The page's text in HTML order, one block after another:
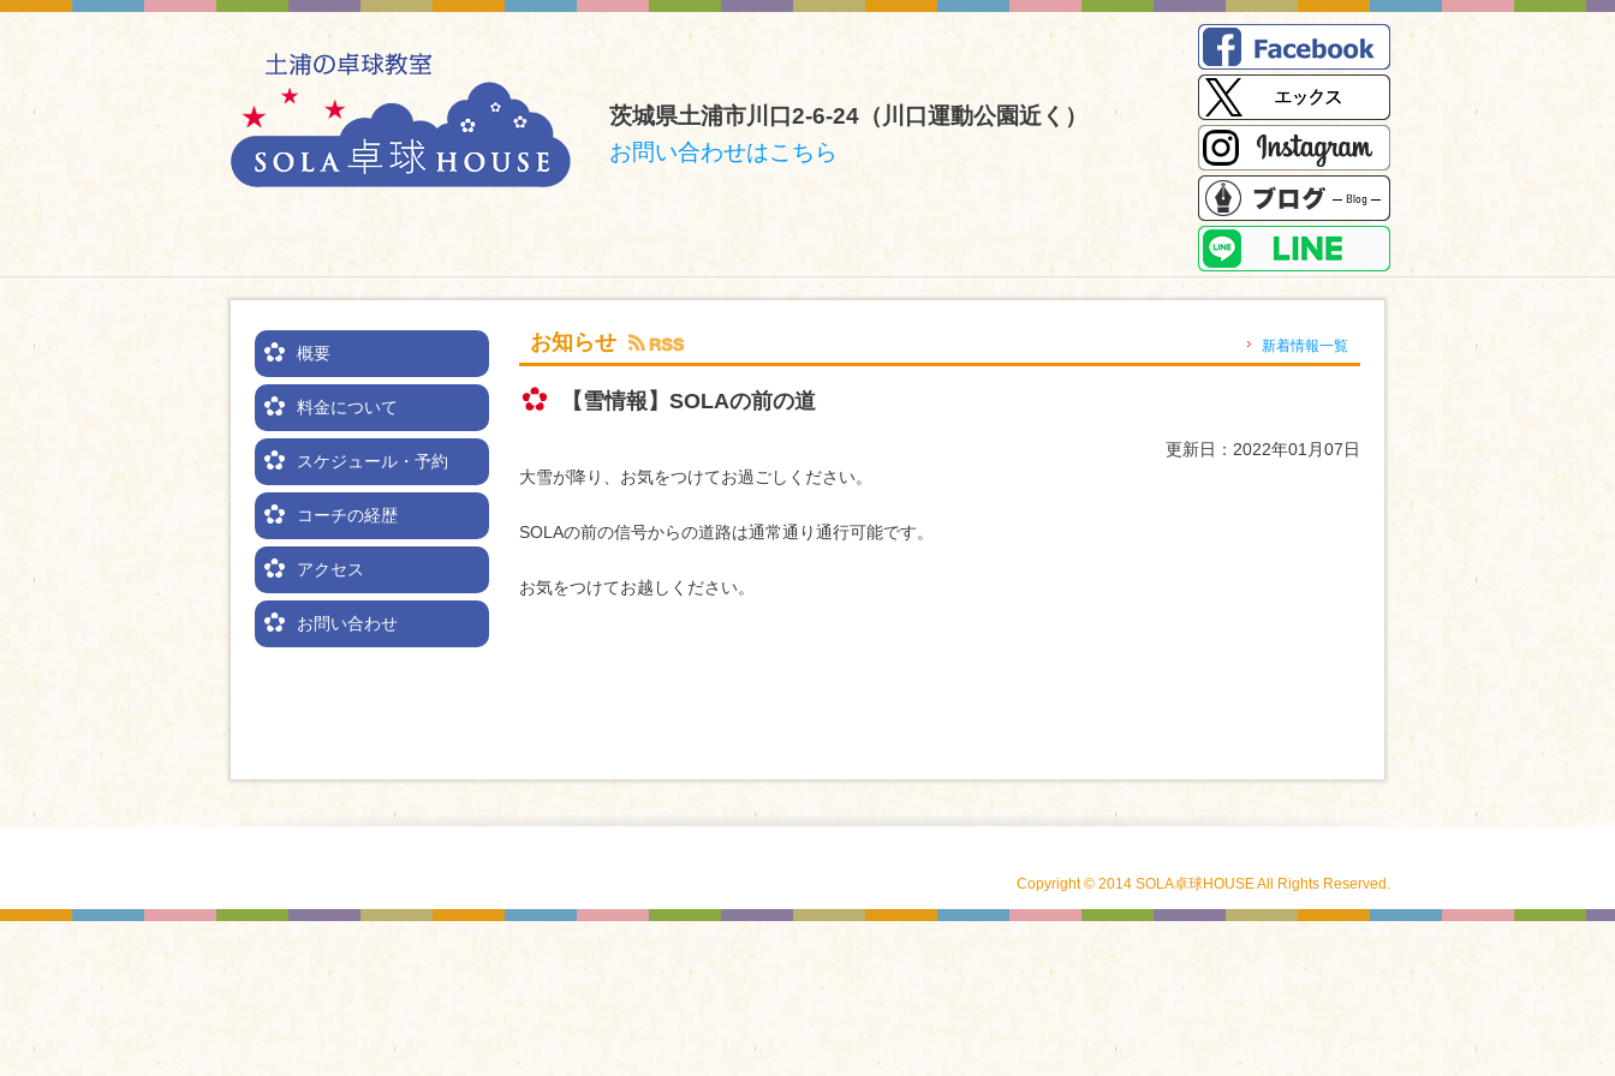
茨城県土浦市川口2-6-24（川口運動公園近く）
お問い合わせはこちら
概要
料金について
スケジュール・予約
コーチの経歴
アクセス
お問い合わせ
お知らせ 新着情報一覧
【雪情報】SOLAの前の道
更新日：2022年01月07日
大雪が降り、お気をつけてお過ごしください。
SOLAの前の信号からの道路は通常通り通行可能です。
お気をつけてお越しください。
Copyright © 2014 SOLA卓球HOUSE All Rights Reserved.